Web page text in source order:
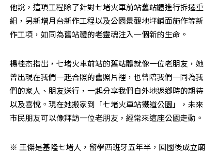
他說，這項工程除了針對七堵火車前站舊站體進行拆遷重
組，另新增月台新作工程以及公園景觀地坪鋪面施作等新
作工項，如同為舊站體的老靈魂注入一個新的生命。
楊桂杰指出，七堵火車前站的舊站體就像一位老朋友，她
曾出現在我們一起合照的舊照片裡，也曾陪我們一同為我
們的家人、朋友送行，一起分享我們自外地返鄉時的期待
以及喜悅。現在她搬家到「七堵火車站鐵道公園」，未來
市民朋友可以像拜訪一位老朋友，經常來這座公園走動。
※ 王傑是基隆七堵人，留學西班牙五年半，回國後成立廟